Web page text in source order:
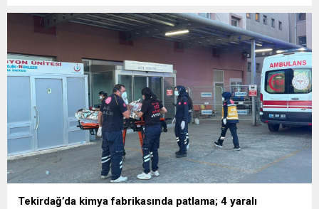
inceleme ve arama çalışmaları devam ediyor. İstanbul’da...
Tekirdağ’da kimya fabrikasında patlama; 4 yaralı